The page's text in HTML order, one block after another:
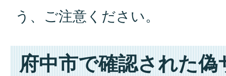
う、ご注意ください。
府中市で確認された偽